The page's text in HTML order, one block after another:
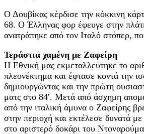
Ο Δουβίκας κέρδισε την κόκκινη
68. Ο Έλληνας φορ έφευγε στην
ανατράπηκε από τον Ιταλό στόπερ,
Τεράστια χαμένη με Ζαφείρη
Η Εθνική μας εκμεταλλεύτηκε το
πλεονέκτημα και έφτασε κοντά την
δημιουργώντας και την πρώτη
ματς στο 84′. Μετά από άσχημη
από την ιταλική άμυνα ο Ζαφείρης
στην περιοχή και εκτέλεσε δυνατά
στο αριστερό δοκάρι του